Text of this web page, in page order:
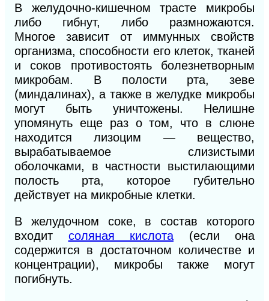
В желудочно-кишечном трасте микробы
либо гибнут, либо размножаются.
Многое
зависит от иммунных свойств
организма, способности его клеток, тканей
и соков противостоять болезнетворным
микробам. В полости рта, зеве
(миндалинах), а также в желудке микробы
могут быть уничтожены. Нелишне
упомянуть еще раз о том, что в слюне
находится лизоцим — вещество,
вырабатываемое слизистыми
оболочками, в частности выстилающими
полость рта, которое губительно
действует на микробные клетки.
В желудочном соке, в состав которого
входит соляная кислота (если она
содержится в достаточном количестве и
концентрации), микробы также могут
погибнуть.